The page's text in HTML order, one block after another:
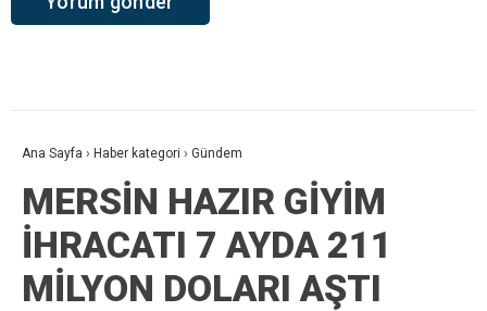
Ana Sayfa › Haber kategori › Gündem
MERSİN HAZIR GİYİM
İHRACATI 7 AYDA 211
MİLYON DOLARI AŞTI